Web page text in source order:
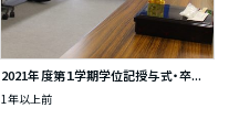
2021年度第１学期学位記授与式・卒...
1年以上前